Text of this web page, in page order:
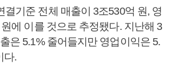
결기준 전체 매출이 3조530억 원, 영
에 이를 것으로 추정됐다. 지난해 3
은 5.1% 줄어들지만 영업이익은 5.
다.